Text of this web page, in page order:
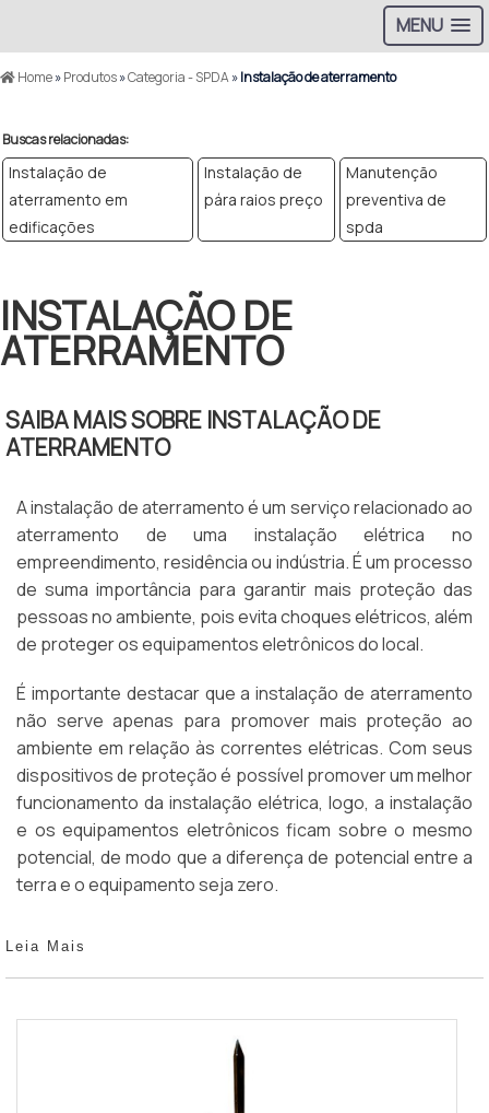
MENU
Home»Produtos»Categoria - SPDA»Instalação de aterramento
Buscas relacionadas:
Instalação de
aterramento em
edificações
Instalação de
pára raios preço
Manutenção
preventiva de
spda
INSTALAÇÃO DE
ATERRAMENTO
SAIBA MAIS SOBRE INSTALAÇÃO DE
ATERRAMENTO
A instalação de aterramento é um serviço relacionado ao
aterramento de uma instalação elétrica no
empreendimento, residência ou indústria. É um processo
de suma importância para garantir mais proteção das
pessoas no ambiente, pois evita choques elétricos, além
de proteger os equipamentos eletrônicos do local.
É importante destacar que a instalação de aterramento
não serve apenas para promover mais proteção ao
ambiente em relação às correntes elétricas. Com seus
dispositivos de proteção é possível promover um melhor
funcionamento da instalação elétrica, logo, a instalação
e os equipamentos eletrônicos ficam sobre o mesmo
potencial, de modo que a diferença de potencial entre a
terra e o equipamento seja zero.
Leia Mais